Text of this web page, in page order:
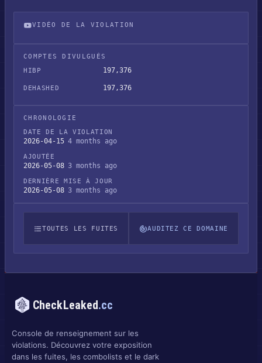
VIDÉO DE LA VIOLATION
COMPTES DIVULGUÉS
HIBP
197,376
DEHASHED 197,376
CHRONOLOGIE
DATE DE LA VIOLATION
2026-04-15 4 months ago
AJOUTÉE
2026-05-08 3 months ago
DERNIÈRE MISE À JOUR
2026-05-08 3 months ago
TOUTES LES FUITES AUDITEZ CE DOMAINE
CheckLeaked.cc
Console de renseignement sur les
violations. Découvrez votre exposition
dans les fuites, les combolists et le dark